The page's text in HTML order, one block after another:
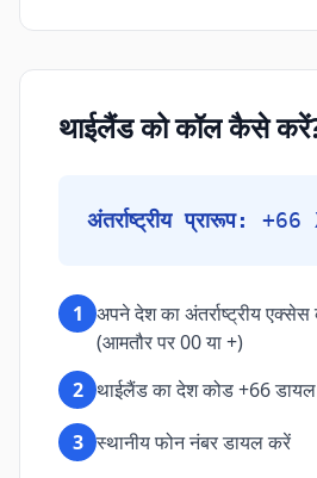
थाईलैंड को कॉल कैसे
अंतर्राष्ट्रीय प्रारूप: +66
1 अपने देश का अंतर्राष्ट्रीय
(आमतौर पर 00 या +)
2 थाईलैंड का देश कोड +66
3 स्थानीय फोन नंबर डायल करें